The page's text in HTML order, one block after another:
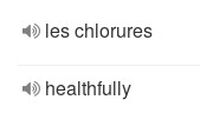
les chlorures
healthfully